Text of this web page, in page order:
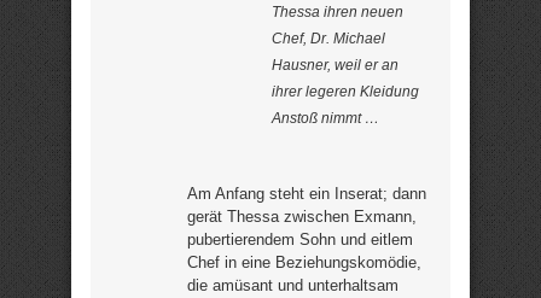
Thessa ihren neuen
Chef, Dr. Michael
Hausner, weil er an
ihrer legeren Kleidung
Anstoß nimmt …
Am Anfang steht ein Inserat; dann
gerät Thessa zwischen Exmann,
pubertierendem Sohn und eitlem
Chef in eine Beziehungskomödie,
die amüsant und unterhaltsam